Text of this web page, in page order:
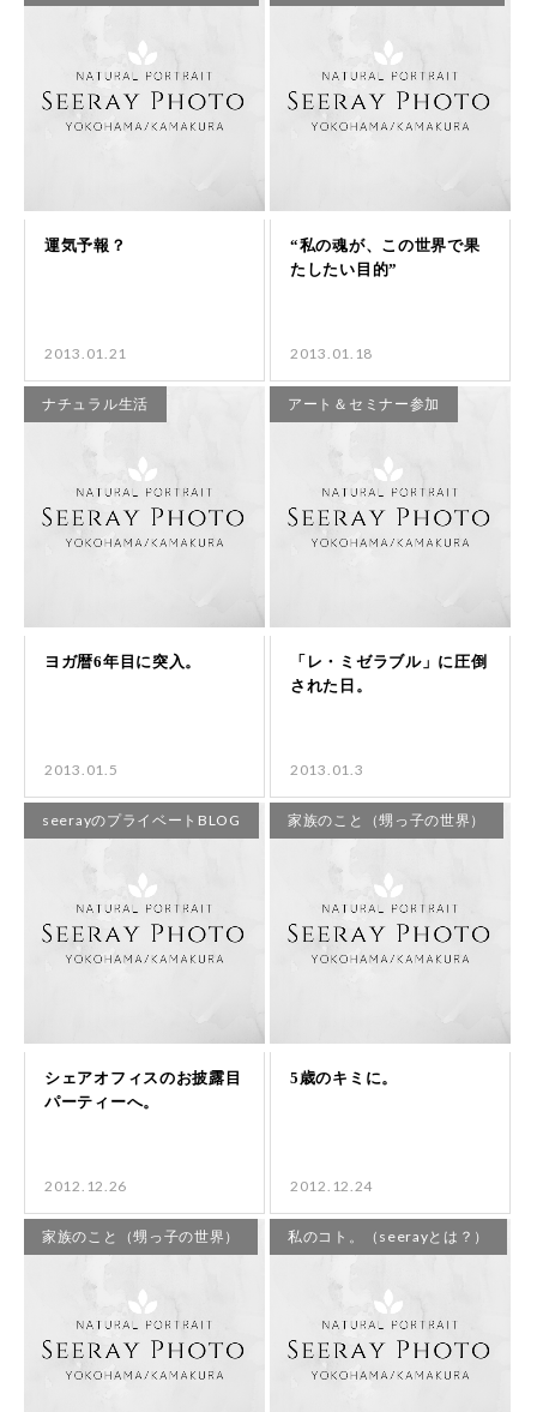
2013.01.21 2013.01.18
ナチュラル生活
2013.01.5
アート＆セミナー参加
2013.01.3
seerayのプライベートBLOG
2012.12.26
家族のこと（甥っ子の世界）
2012.12.24
家族のこと（甥っ子の世界） 私のコト。（seerayとは？）